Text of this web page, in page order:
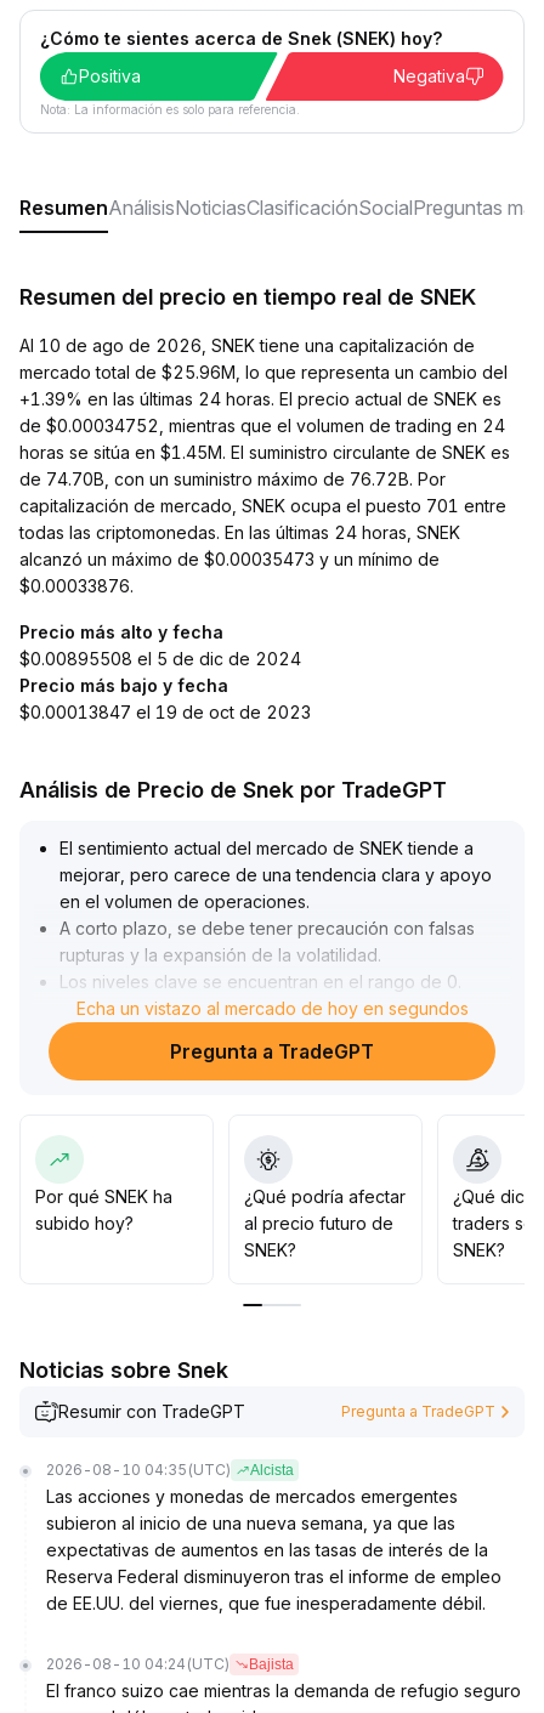
¿Cómo te sientes acerca de Snek (SNEK) hoy?
Positiva
Negativa
Nota: La información es solo para referencia.
ResumenAnálisisNoticiasClasificaciónSocialPreguntas
Resumen del precio en tiempo real de SNEK
Al 10 de ago de 2026, SNEK tiene una capitalización de
mercado total de $25.96M, lo que representa un cambio del
+1.39% en las últimas 24 horas. El precio actual de SNEK es
de $0.00034752, mientras que el volumen de trading en 24
horas se sitúa en $1.45M. El suministro circulante de SNEK es
de 74.70B, con un suministro máximo de 76.72B. Por
capitalización de mercado, SNEK ocupa el puesto 701 entre
todas las criptomonedas. En las últimas 24 horas, SNEK
alcanzó un máximo de $0.00035473 y un mínimo de
$0.00033876.
Precio más alto y fecha
$0.00895508 el 5 de dic de 2024
Precio más bajo y fecha
$0.00013847 el 19 de oct de 2023
Análisis de Precio de Snek por TradeGPT
El sentimiento actual del mercado de SNEK tiende a
mejorar, pero carece de una tendencia clara y apoyo
en el volumen de operaciones.
A corto plazo, se debe tener precaución con falsas
rupturas y la expansión de la volatilidad.
Los niveles clave se encuentran en el rango de 0
018-0.
022 y merece atención el comportamiento ante
solo si hay ruptura acompañada de aumento de
volumen
En ausencia de una tendencia definida, conviene
mantenerse observador y aplicar estrictos stop-loss.
A mediano y largo plazo, se debe seguir la evolución
macroeconómicos; si los datos siguen mejorando,
Echa un vistazo al mercado de hoy en segundos
Pregunta a TradeGPT
Por qué SNEK ha
subido hoy?
¿Qué podría afectar
al precio futuro de
SNEK?
¿Qué
traders
SNEK?
Noticias sobre Snek
Resumir con TradeGPT Pregunta a TradeGPT
2026-08-10 04:35 (UTC) Alcista
Las acciones y monedas de mercados emergentes
subieron al inicio de una nueva semana, ya que las
expectativas de aumentos en las tasas de interés de la
Reserva Federal disminuyeron tras el informe de empleo
de EE.UU. del viernes, que fue inesperadamente débil.
2026-08-10 04:24 (UTC) Bajista
El franco suizo cae mientras la demanda de refugio seguro